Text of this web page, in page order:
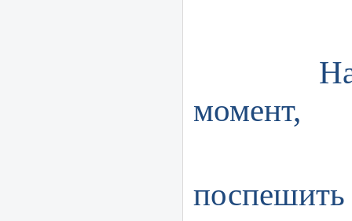
момент,